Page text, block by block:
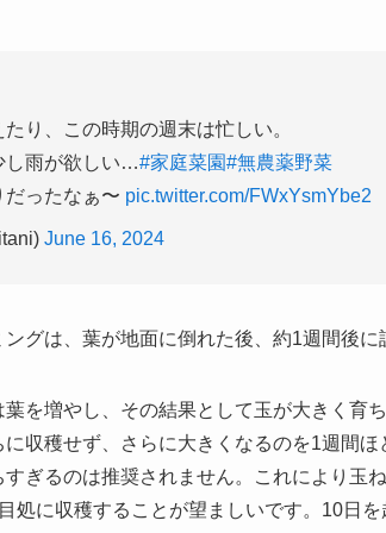
り、この時期の週末は忙しい。
し雨が欲しい…#家庭菜園#無農薬野菜
ったなぁ〜 pic.twitter.com/FWxYsmYbe2
June 16, 2024
グは、葉が地面に倒れた後、約1週間後に
を増やし、その結果として玉が大きく育
収穫せず、さらに大きくなるのを1週間
ぎるのは推奨されません。これにより玉
処に収穫することが望ましいです。10日を